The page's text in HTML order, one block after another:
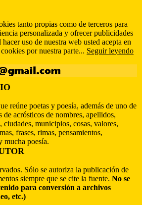
tanto propias como de terceros para
personalizada y ofrecer publicidades
uso de nuestra web usted acepta en
por nuestra parte... Seguir leyendo
reúne poetas y poesía, además de uno de
de acrósticos de nombres, apellidos,
ciudades, municipios, cosas, valores,
frases, rimas, pensamientos,
mucha poesía.
Sólo se autoriza la publicación de
siempre que se cite la fuente. No se
para conversión a archivos
etc.)